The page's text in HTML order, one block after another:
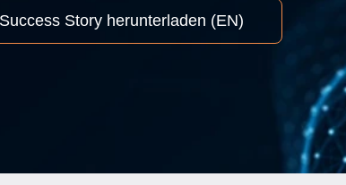
Success Story herunterladen (EN)